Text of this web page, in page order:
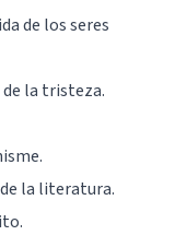
de los seres
de la tristeza.
la literatura.